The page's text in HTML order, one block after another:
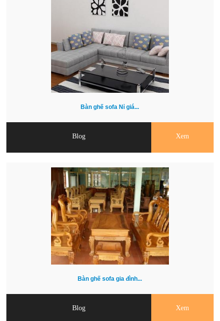
Bàn ghế sofa Nỉ giá...
Blog Xem
Bàn ghế sofa gia đình...
Blog Xem